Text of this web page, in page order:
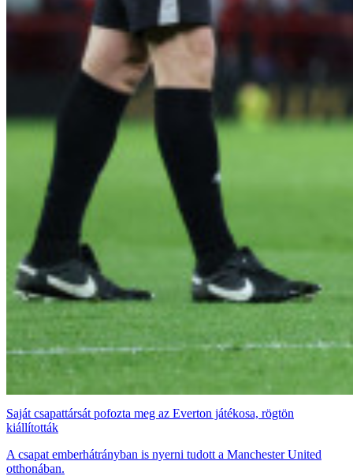
Saját csapattársát pofozta meg az Everton játékosa, rögtön
kiállították
A csapat emberhátrányban is nyerni tudott a Manchester United
otthonában.